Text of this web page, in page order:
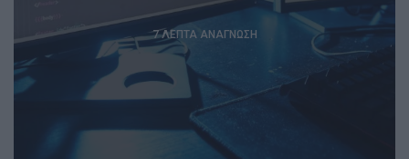
7 ΛΕΠΤΆ ΑΝΆΓΝΩΣΗ